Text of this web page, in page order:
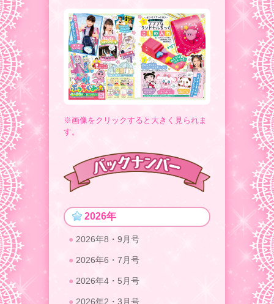
※画像をクリックすると大きく見られま
す。
2026年
2026年8・9月号
2026年6・7月号
2026年4・5月号
2026年2・3月号